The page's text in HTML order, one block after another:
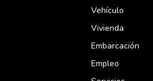
Vehículo
Vivienda
Embarcación
Empleo